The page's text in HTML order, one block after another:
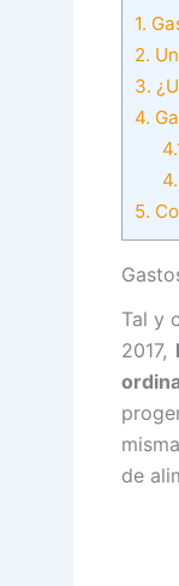
1.
2.
3.
4.
5.
Tal y
2017,
de